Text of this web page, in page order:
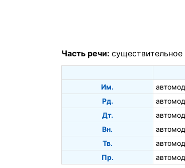
Часть речи: существительное
Им.
Рд.
Дт.
Вн.
Тв.
Пр.